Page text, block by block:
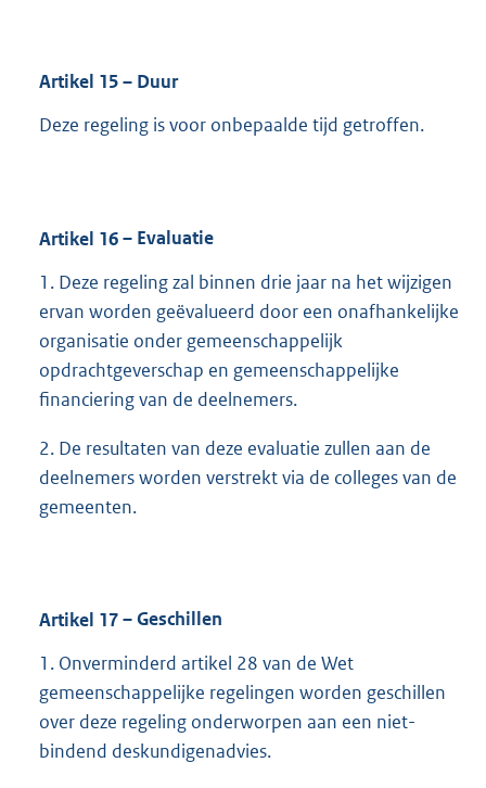
Artikel 15– Duur
Deze regeling is voor onbepaalde tijd getroffen.
Artikel 16– Evaluatie
1. Deze regeling zal binnen drie jaar na het wijzigen
ervan worden geëvalueerd door een onafhankelijke
organisatie onder gemeenschappelijk
opdrachtgeverschap en gemeenschappelijke
financiering van de deelnemers.
2. De resultaten van deze evaluatie zullen aan de
deelnemers worden verstrekt via de colleges van de
gemeenten.
Artikel 17– Geschillen
1. Onverminderd artikel 28 van de Wet
gemeenschappelijke regelingen worden geschillen
over deze regeling onderworpen aan een niet-
bindend deskundigenadvies.